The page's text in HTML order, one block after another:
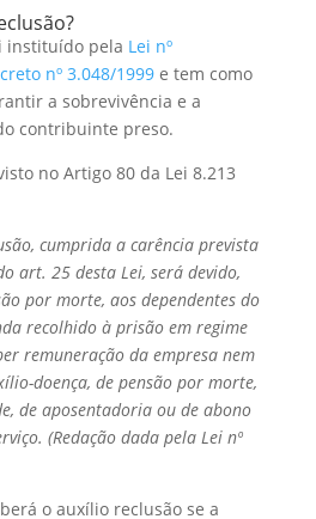
instituído pela Lei nº
nº 3.048/1999e tem como
a sobrevivência e a
contribuinte preso.
no Artigo 80 da Lei 8.213
cumprida a carência prevista
art. 25 desta Lei, será devido,
por morte, aos dependentes do
recolhido à prisão em regime
remuneração da empresa nem
doença, de pensão por morte,
de aposentadoria ou de abono
(Redação dada pela Lei nº
o auxílio reclusão se a